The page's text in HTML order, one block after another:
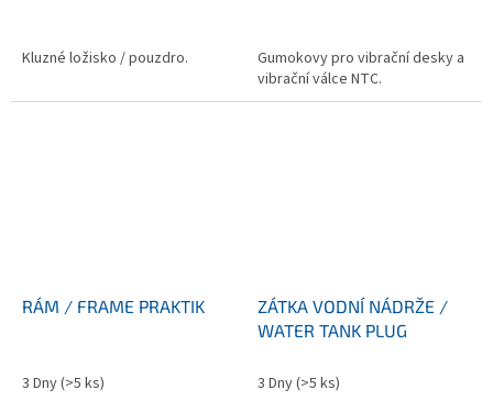
Kluzné ložisko / pouzdro.
Gumokovy pro vibrační desky a
vibrační válce NTC.
RÁM / FRAME PRAKTIK
3 Dny(>5 ks)
ZÁTKA VODNÍ NÁDRŽE /
WATER TANK PLUG
3 Dny(>5 ks)